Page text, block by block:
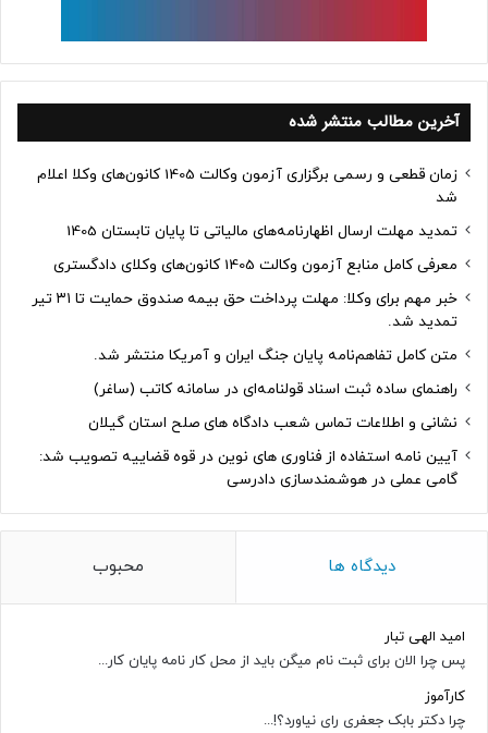
آخرین مطالب منتشر شده
زمان قطعی و رسمی برگزاری آزمون وکالت 1405 کانون‌های وکلا اعلام
شد
تمدید مهلت ارسال اظهارنامه‌های مالیاتی تا پایان تابستان 1405
معرفی کامل منابع آزمون وکالت 1405 کانون‌های وکلای دادگستری
خبر مهم برای وکلا: مهلت پرداخت حق بیمه صندوق حمایت تا ۳۱ تیر
تمدید شد.
متن کامل تفاهم‌نامه پایان جنگ ایران و آمریکا منتشر شد.
راهنمای ساده ثبت اسناد قولنامه‌ای در سامانه کاتب (ساغر)
نشانی و اطلاعات تماس شعب دادگاه های صلح استان گیلان
آیین نامه استفاده از فناوری های نوین در قوه قضاییه تصویب شد:
گامی عملی در هوشمندسازی دادرسی
دیدگاه ها محبوب
امید الهی تبار
پس چرا الان برای ثبت نام میگن باید از محل کار نامه پایان کار...
کارآموز
چرا دکتر بابک جعفری رای نیاورد؟!...